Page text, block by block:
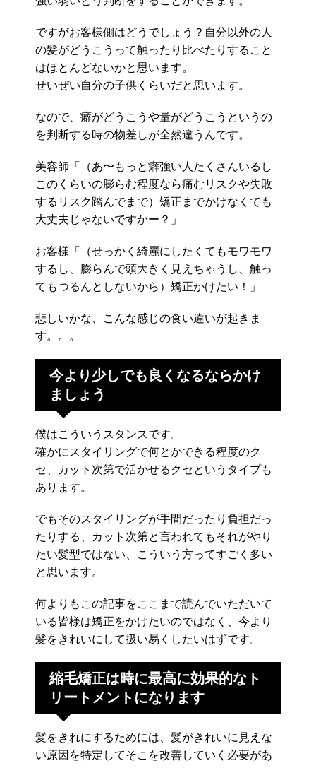
ですがお客様側はどうでしょう？自分以外の人
の髪がどうこうって触ったり比べたりすること
はほとんどないかと思います。
せいぜい自分の子供くらいだと思います。
なので、癖がどうこうや量がどうこうというの
を判断する時の物差しが全然違うんです。
美容師「（あ〜もっと癖強い人たくさんいるし
このくらいの膨らむ程度なら痛むリスクや失敗
するリスク踏んでまで）矯正までかけなくても
大丈夫じゃないですかー？」
お客様「（せっかく綺麗にしたくてもモワモワ
するし、膨らんで頭大きく見えちゃうし、触っ
てもつるんとしないから）矯正かけたい！」
悲しいかな、こんな感じの食い違いが起きま
す。。。
今より少しでも良くなるならかけ
ましょう
僕はこういうスタンスです。
確かにスタイリングで何とかできる程度のク
セ、カット次第で活かせるクセというタイプも
あります。
でもそのスタイリングが手間だったり負担だっ
たりする、カット次第と言われてもそれがやり
たい髪型ではない、こういう方ってすごく多い
と思います。
何よりもこの記事をここまで読んでいただいて
いる皆様は矯正をかけたいのではなく、今より
髪をきれいにして扱い易くしたいはずです。
縮毛矯正は時に最高に効果的なト
リートメントになります
髪をきれにするためには、髪がきれいに見えな
い原因を特定してそこを改善していく必要があ